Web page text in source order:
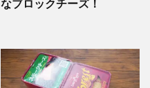
なブロックチーズ！